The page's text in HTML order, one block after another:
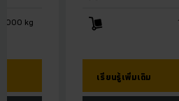
เรียนรู้เพิ่มเติม
1000 kg